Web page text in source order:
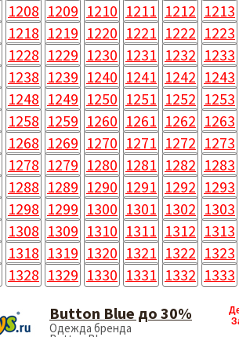
1208 1209 1210 1211 1212 1213
1218 1219 1220 1221 1222 1223
1228 1229 1230 1231 1232 1233
1238 1239 1240 1241 1242 1243
1248 1249 1250 1251 1252 1253
1258 1259 1260 1261 1262 1263
1268 1269 1270 1271 1272 1273
1278 1279 1280 1281 1282 1283
1288 1289 1290 1291 1292 1293
1298 1299 1300 1301 1302 1303
1308 1309 1310 1311 1312 1313
1318 1319 1320 1321 1322 1323
1328 1329 1330 1331 1332 1333
Button Blue до 30%
Одежда бренда